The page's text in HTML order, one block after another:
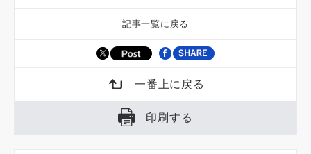
記事一覧に戻る
一番上に戻る
印刷する